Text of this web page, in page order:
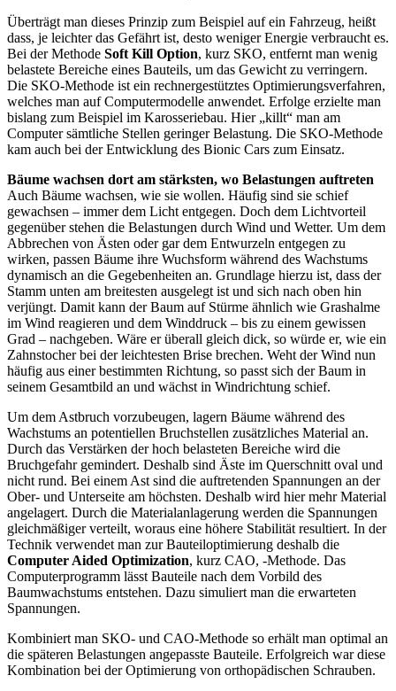
Überträgt man dieses Prinzip zum Beispiel auf ein Fahrzeug, heißt
dass, je leichter das Gefährt ist, desto weniger Energie verbraucht es.
Bei der Methode Soft Kill Option, kurz SKO, entfernt man wenig
belastete Bereiche eines Bauteils, um das Gewicht zu verringern.
Die SKO-Methode ist ein rechnergestütztes Optimierungsverfahren,
welches man auf Computermodelle anwendet. Erfolge erzielte man
bislang zum Beispiel im Karosseriebau. Hier „killt“ man am
Computer sämtliche Stellen geringer Belastung. Die SKO-Methode
kam auch bei der Entwicklung des Bionic Cars zum Einsatz.
Bäume wachsen dort am stärksten, wo Belastungen auftreten
Auch Bäume wachsen, wie sie wollen. Häufig sind sie schief
gewachsen – immer dem Licht entgegen. Doch dem Lichtvorteil
gegenüber stehen die Belastungen durch Wind und Wetter. Um dem
Abbrechen von Ästen oder gar dem Entwurzeln entgegen zu
wirken, passen Bäume ihre Wuchsform während des Wachstums
dynamisch an die Gegebenheiten an. Grundlage hierzu ist, dass der
Stamm unten am breitesten ausgelegt ist und sich nach oben hin
verjüngt. Damit kann der Baum auf Stürme ähnlich wie Grashalme
im Wind reagieren und dem Winddruck – bis zu einem gewissen
Grad – nachgeben. Wäre er überall gleich dick, so würde er, wie ein
Zahnstocher bei der leichtesten Brise brechen. Weht der Wind nun
häufig aus einer bestimmten Richtung, so passt sich der Baum in
seinem Gesamtbild an und wächst in Windrichtung schief.
Um dem Astbruch vorzubeugen, lagern Bäume während des
Wachstums an potentiellen Bruchstellen zusätzliches Material an.
Durch das Verstärken der hoch belasteten Bereiche wird die
Bruchgefahr gemindert. Deshalb sind Äste im Querschnitt oval und
nicht rund. Bei einem Ast sind die auftretenden Spannungen an der
Ober- und Unterseite am höchsten. Deshalb wird hier mehr Material
angelagert. Durch die Materialanlagerung werden die Spannungen
gleichmäßiger verteilt, woraus eine höhere Stabilität resultiert. In der
Technik verwendet man zur Bauteiloptimierung deshalb die
Computer Aided Optimization, kurz CAO, -Methode. Das
Computerprogramm lässt Bauteile nach dem Vorbild des
Baumwachstums entstehen. Dazu simuliert man die erwarteten
Spannungen.
Kombiniert man SKO- und CAO-Methode so erhält man optimal an
die späteren Belastungen angepasste Bauteile. Erfolgreich war diese
Kombination bei der Optimierung von orthopädischen Schrauben.